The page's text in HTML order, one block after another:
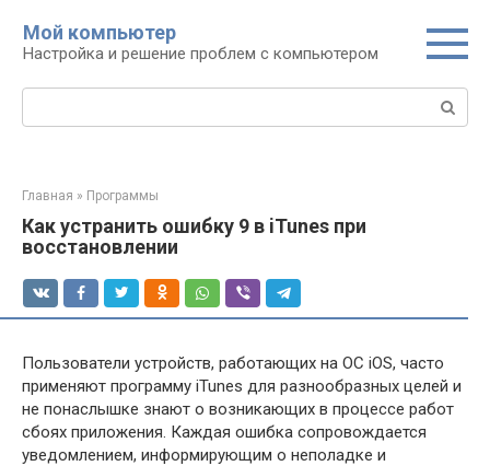
контенту
Мой компьютер
Настройка и решение проблем с компьютером
Поиск:
Главная » Программы
Как устранить ошибку 9 в iTunes при
восстановлении
Пользователи устройств, работающих на ОС iOS, часто
применяют программу iTunes для разнообразных целей и
не понаслышке знают о возникающих в процессе работ
сбоях приложения. Каждая ошибка сопровождается
уведомлением, информирующим о неполадке и